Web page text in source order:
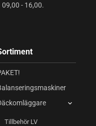
- 16,00.
Tillbehör LV